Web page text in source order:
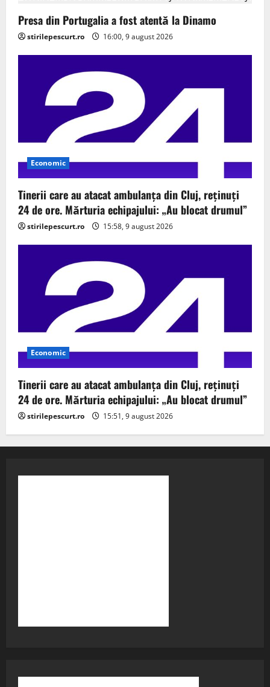
Presa din Portugalia a fost atentă la Dinamo
stirilepescurt.ro 16:00, 9 august 2026
Economic
Tinerii care au atacat ambulanța din Cluj, reținuți
24 de ore. Mărturia echipajului: „Au blocat drumul”
stirilepescurt.ro 15:58, 9 august 2026
Economic
Tinerii care au atacat ambulanța din Cluj, reținuți
24 de ore. Mărturia echipajului: „Au blocat drumul”
stirilepescurt.ro 15:51, 9 august 2026